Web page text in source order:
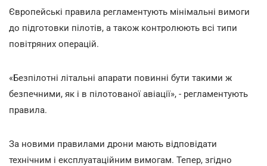
Європейські правила регламентують мінімальні вимоги
до підготовки пілотів, а також контролюють всі типи
повітряних операцій.
«Безпілотні літальні апарати повинні бути такими ж
безпечними, як і в пілотованої авіації», - регламентують
правила.
За новими правилами дрони мають відповідати
технічним і експлуатаційним вимогам. Тепер, згідно